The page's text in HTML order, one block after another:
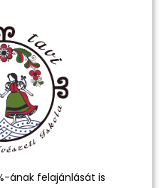
ának felajánlását is